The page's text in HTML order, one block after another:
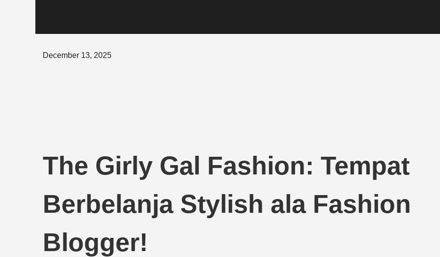
Posted
December 13, 2025
The Girly Gal Fashion: Tempat
Berbelanja Stylish ala Fashion
Blogger!